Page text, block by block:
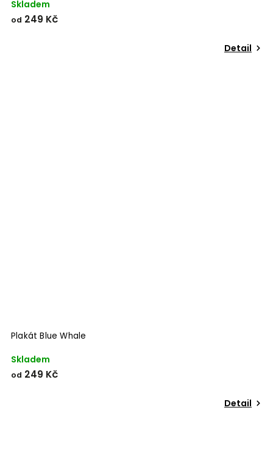
Skladem
od 249 Kč
Detail
Plakát Blue Whale
Skladem
od 249 Kč
Detail